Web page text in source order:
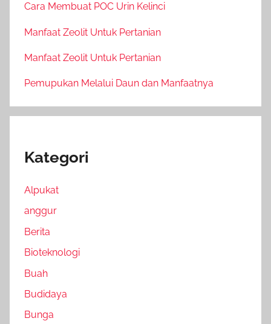
Cara Membuat POC Urin Kelinci
Manfaat Zeolit Untuk Pertanian
Manfaat Zeolit Untuk Pertanian
Pemupukan Melalui Daun dan Manfaatnya
Kategori
Alpukat
anggur
Berita
Bioteknologi
Buah
Budidaya
Bunga